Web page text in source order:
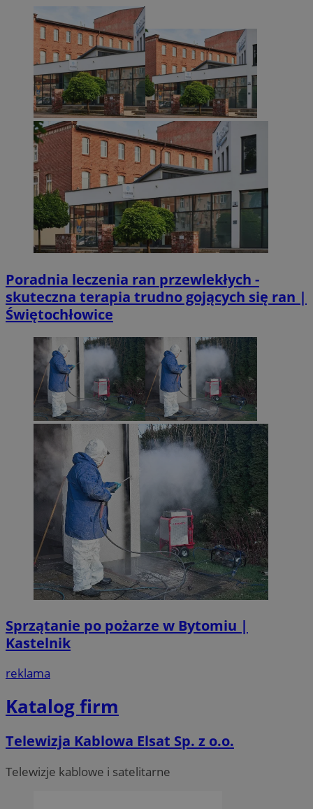
Poradnia leczenia ran przewlekłych -
skuteczna terapia trudno gojących się ran |
Świętochłowice
Sprzątanie po pożarze w Bytomiu |
Kastelnik
reklama
Katalog firm
Telewizja Kablowa Elsat Sp. z o.o.
Telewizje kablowe i satelitarne